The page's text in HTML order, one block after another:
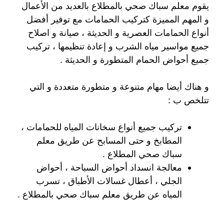
يقوم معلم سباك صحي بالمطلاع بالعديد من الأعمال
و المهم المميزة كتركيب الحمامات مع توفير أفضل
أنواع الحمامات العصرية و الحديثة ، صيانة و اصلاح
جميع مواسير مياه الشرب و إعادة تنظيمها ، تركيب
جميع أحواض الحمام المتطورة و الحديثة .
و هناك أيضا مهام متنوعة و متطورة متعددة و التي
تتلخص ب :
تركيب جميع أنواع سخانات المياه للحمامات ،
المطابخ و حتى المسابح عن طريق معلم
سباك صحي المطلاع .
معالجة انسداد أحواض السباحة ، أحواض
الجلي ، أعطال غسالات الأطباق ، تسرب
المياه عن طريق معلم سباك صحي بالمطلاع .